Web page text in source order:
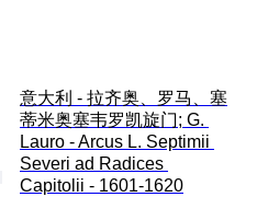
意大利 - 拉齐奥、罗马、塞
蒂米奥塞韦罗凯旋门; G.
Lauro - Arcus L. Septimii
Severi ad Radices
Capitolii - 1601-1620